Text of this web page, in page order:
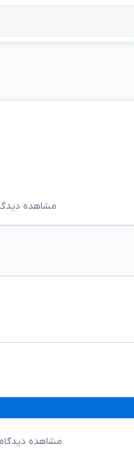
مشاهده
مشاهده